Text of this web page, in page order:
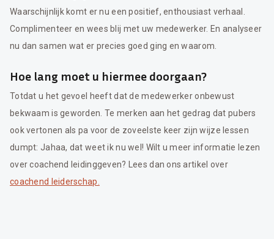
Waarschijnlijk komt er nu een positief, enthousiast verhaal.
Complimenteer en wees blij met uw medewerker. En analyseer
nu dan samen wat er precies goed ging en waarom.
Hoe lang moet u hiermee doorgaan?
Totdat u het gevoel heeft dat de medewerker onbewust
bekwaam is geworden. Te merken aan het gedrag dat pubers
ook vertonen als pa voor de zoveelste keer zijn wijze lessen
dumpt: Jahaa, dat weet ik nu wel! Wilt u meer informatie lezen
over coachend leidinggeven? Lees dan ons artikel over
coachend leiderschap.